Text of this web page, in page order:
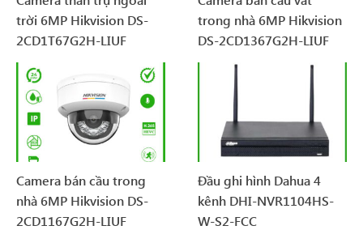
trời 6MP Hikvision DS-
2CD1T67G2H-LIUF
trong nhà 6MP Hikvision
DS-2CD1367G2H-LIUF
Camera bán cầu trong
nhà 6MP Hikvision DS-
2CD1167G2H-LIUF
Đầu ghi hình Dahua 4
kênh DHI-NVR1104HS-
W-S2-FCC